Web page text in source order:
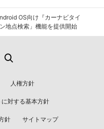
OS向け『カーナビタイ
地点検索」機能を提供開始
人権方針
対する基本方針
針 サイトマップ